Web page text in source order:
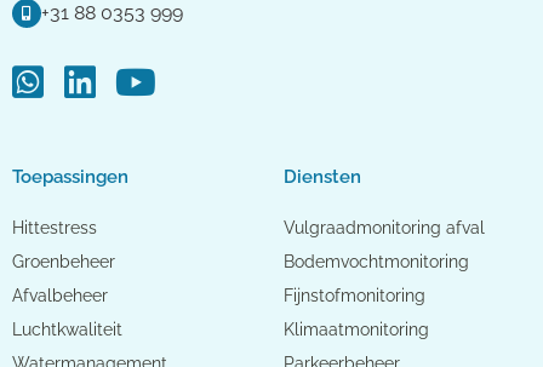
+31 88 0353 999
Toepassingen
Hittestress
Groenbeheer
Afvalbeheer
Luchtkwaliteit
Diensten
Vulgraadmonitoring afval
Bodemvochtmonitoring
Fijnstofmonitoring
Klimaatmonitoring